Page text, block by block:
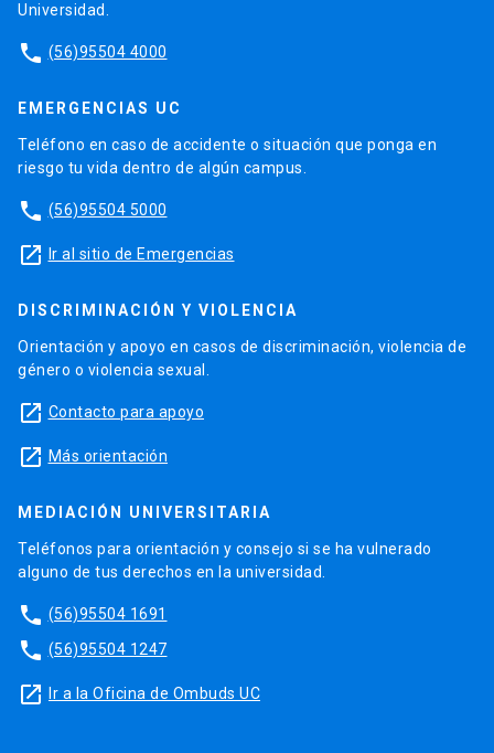
Universidad.
phone (56)95504 4000
EMERGENCIAS UC
Teléfono en caso de accidente o situación que ponga en
riesgo tu vida dentro de algún campus.
phone (56)95504 5000
launch Ir al sitio de Emergencias
DISCRIMINACIÓN Y VIOLENCIA
Orientación y apoyo en casos de discriminación, violencia de
género o violencia sexual.
launch Contacto para apoyo
launch Más orientación
MEDIACIÓN UNIVERSITARIA
Teléfonos para orientación y consejo si se ha vulnerado
alguno de tus derechos en la universidad.
phone (56)95504 1691
phone (56)95504 1247
launch Ir a la Oficina de Ombuds UC